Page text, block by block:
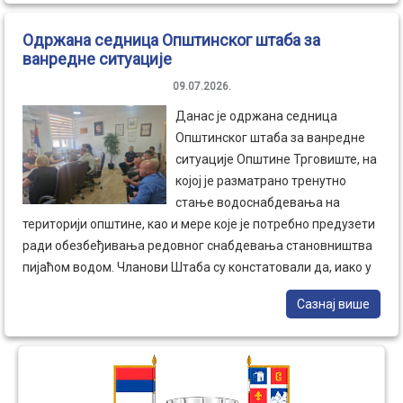
Заједно градимо пут који не повезује само две општине –
већ повезује људе, ствара услове за останак, развој и
сигурнију будућност читавог пограничног краја.
место, очува националну традицију, као и да подстакне
јачање локалног развоја сеоских средина. У име Општине
Трговиште, уговор је потписало овлашћено лице,
Александра Стојковић члан већа Општине Трговиште.
Одржана седница Општинског штаба за
ванредне ситуације
09.07.2026.
Данас је одржана седница
Општинског штаба за ванредне
ситуације Општине Трговиште, на
којој је разматрано тренутно
стање водоснабдевања на
територији општине, као и мере које је потребно предузети
ради обезбеђивања редовног снабдевања становништва
пијаћом водом. Чланови Штаба су констатовали да, иако у
појединим насељима постоје потешкоће услед сушног
периода и повећане потрошње воде, нису испуњени
благовременог реаговања, донети су закључци којима је
наложена организација допреме пијаће воде цистернама у
насеља у којима је то неопходно, уз стално праћење стања
Сазнај више